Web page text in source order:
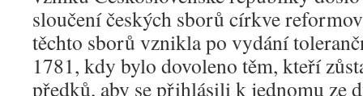
sloučení českých sborů církve
těchto sborů vznikla po vydání
1781, kdy bylo dovoleno těm, kteří
předků, aby se přihlásili k jednomu ze